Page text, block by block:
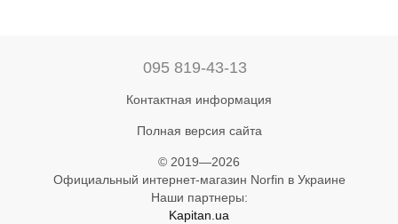
095 819-43-13
Контактная информация
Полная версия сайта
© 2019—2026
Официальный интернет-магазин Norfin в Украине
Наши партнеры:
Kapitan.ua